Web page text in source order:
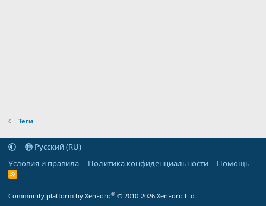
Теги
Русский (RU)
Условия и правила
Политика конфиденциальности Помощь
R
Community platform by XenForo® © 2010-2026 XenForo Ltd.